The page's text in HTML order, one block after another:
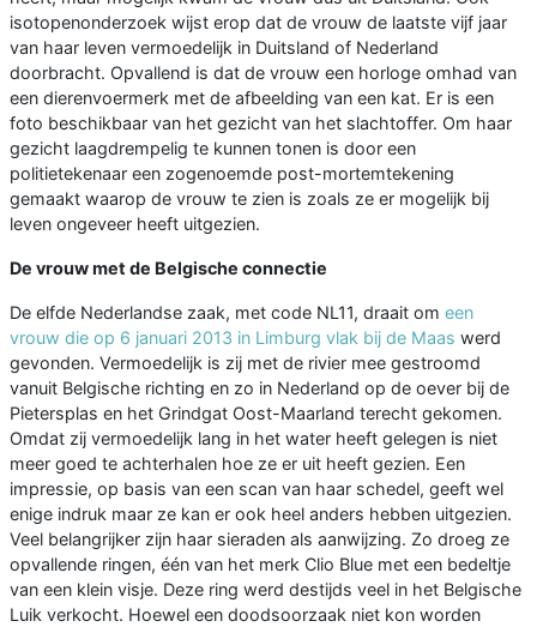
isotopenonderzoek wijst erop dat de vrouw de laatste vijf jaar
van haar leven vermoedelijk in Duitsland of Nederland
doorbracht. Opvallend is dat de vrouw een horloge omhad van
een dierenvoermerk met de afbeelding van een kat. Er is een
foto beschikbaar van het gezicht van het slachtoffer. Om haar
gezicht laagdrempelig te kunnen tonen is door een
politietekenaar een zogenoemde post-mortemtekening
gemaakt waarop de vrouw te zien is zoals ze er mogelijk bij
leven ongeveer heeft uitgezien.
De vrouw met de Belgische connectie
De elfde Nederlandse zaak, met code NL11, draait om een
vrouw die op 6 januari 2013 in Limburg vlak bij de Maas werd
gevonden. Vermoedelijk is zij met de rivier mee gestroomd
vanuit Belgische richting en zo in Nederland op de oever bij de
Pietersplas en het Grindgat Oost-Maarland terecht gekomen.
Omdat zij vermoedelijk lang in het water heeft gelegen is niet
meer goed te achterhalen hoe ze er uit heeft gezien. Een
impressie, op basis van een scan van haar schedel, geeft wel
enige indruk maar ze kan er ook heel anders hebben uitgezien.
Veel belangrijker zijn haar sieraden als aanwijzing. Zo droeg ze
opvallende ringen, één van het merk Clio Blue met een bedeltje
van een klein visje. Deze ring werd destijds veel in het Belgische
Luik verkocht. Hoewel een doodsoorzaak niet kon worden